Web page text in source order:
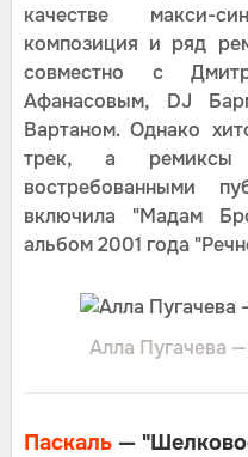
качестве макси-
композиция и ряд
совместно с
Афанасовым, DJ
Вартаном. Однако
трек, а ремиксы
востребованными
включила "Мадам
альбом 2001 года
Алла Пугачева
Паскаль —